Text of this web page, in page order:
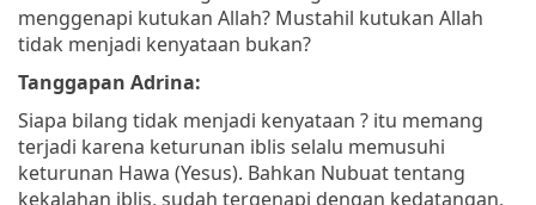
menggenapi kutukan Allah? Mustahil kutukan Allah
tidak menjadi kenyataan bukan?
Tanggapan Adrina:
Siapa bilang tidak menjadi kenyataan ? itu memang
terjadi karena keturunan iblis selalu memusuhi
keturunan Hawa (Yesus). Bahkan Nubuat tentang
kekalahan iblis, sudah tergenapi dengan kedatangan,